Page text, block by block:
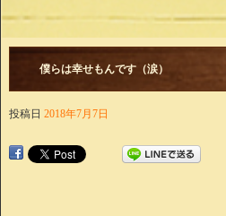
僕らは幸せもんです（涙）
投稿日 2018年7月7日